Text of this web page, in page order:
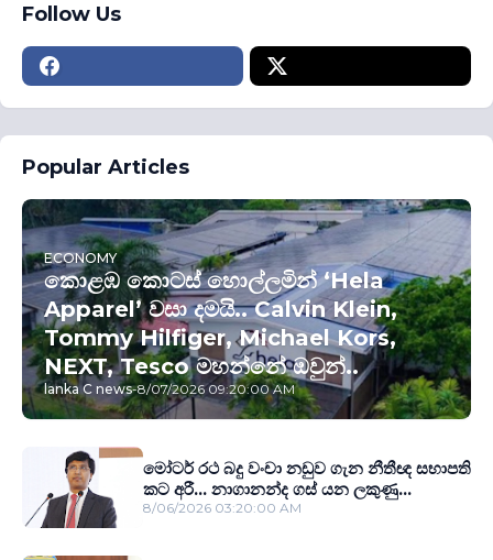
Follow Us
Popular Articles
ECONOMY
කොළඹ කොටස් හොල්ලමින් ‘Hela
Apparel’ වසා දමයි.. Calvin Klein,
Tommy Hilfiger, Michael Kors,
NEXT, Tesco මහන්නේ ඔවුන්..
lanka C news-8/07/2026 09:20:00 AM
මෝටර් රථ බදු වංචා නඩුව ගැන නීතීඥ සභාපති
කට අරී... නාගානන්ද ගස් යන ලකුණු...
8/06/2026 03:20:00 AM